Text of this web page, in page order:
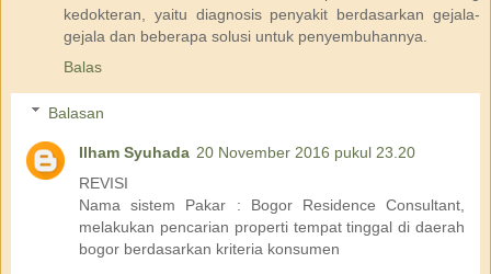
kedokteran, yaitu diagnosis penyakit berdasarkan gejala-
gejala dan beberapa solusi untuk penyembuhannya.
Balas
Balasan
Ilham Syuhada 20 November 2016 pukul 23.20
REVISI
Nama sistem Pakar : Bogor Residence Consultant,
melakukan pencarian properti tempat tinggal di daerah
bogor berdasarkan kriteria konsumen